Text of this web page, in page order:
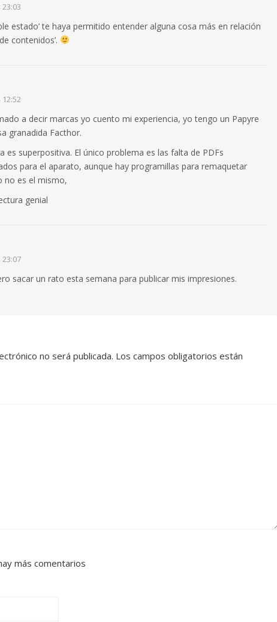
estado’ te haya permitido entender alguna cosa más en relación
contenidos’.
a decir marcas yo cuento mi experiencia, yo tengo un Papyre
granadida Facthor.
es superpositiva. El único problema es las falta de PDFs
para el aparato, aunque hay programillas para remaquetar
no es el mismo,
genial
sacar un rato esta semana para publicar mis impresiones.
no será publicada. Los campos obligatorios están
más comentarios